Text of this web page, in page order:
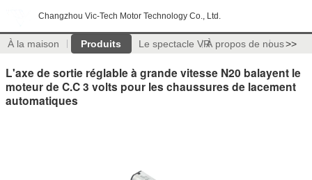
Changzhou Vic-Tech Motor Technology Co., Ltd.
À la maison Produits Le spectacle VRÀ propos de nous>>
L'axe de sortie réglable à grande vitesse N20 balayent le
moteur de C.C 3 volts pour les chaussures de lacement
automatiques